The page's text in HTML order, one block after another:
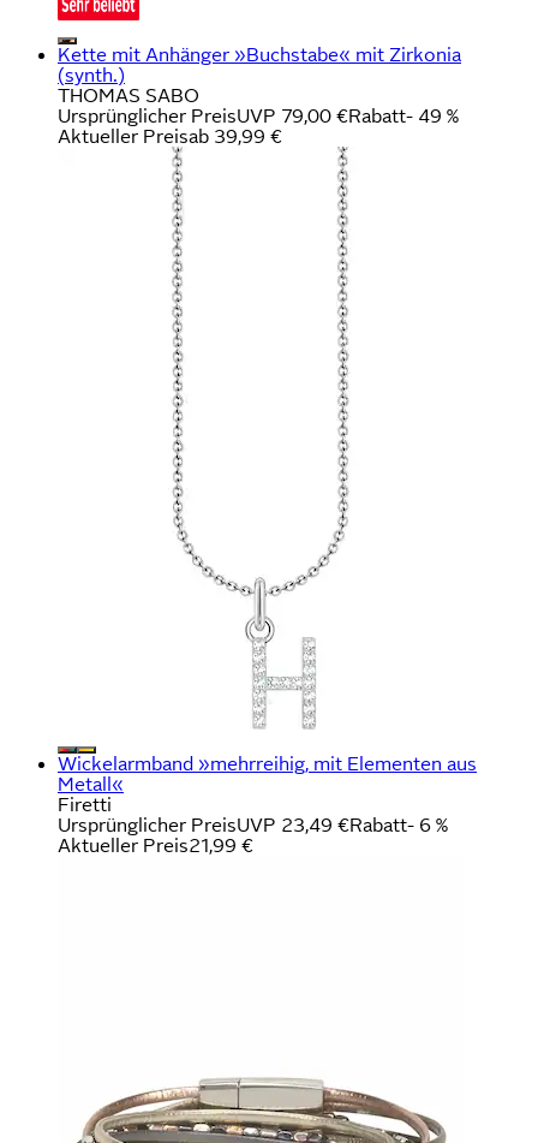
Kette mit Anhänger »Buchstabe« mit Zirkonia
(synth.)
THOMAS SABO
Ursprünglicher PreisUVP 79,00 €Rabatt- 49 %
Aktueller Preisab 39,99 €
Wickelarmband »mehrreihig, mit Elementen aus
Metall«
Firetti
Ursprünglicher PreisUVP 23,49 €Rabatt- 6 %
Aktueller Preis21,99 €